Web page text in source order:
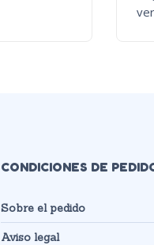
CONDICIONES DE
Sobre el pedido
Aviso legal